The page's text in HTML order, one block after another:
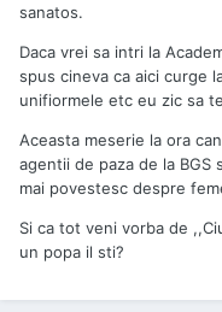
sanatos.
Daca vrei sa intri la
spus cineva ca aici curge
unifiormele etc eu zic sa
Aceasta meserie la ora
agentii de paza de la
mai povestesc despre
Si ca tot veni vorba de
un popa il sti?